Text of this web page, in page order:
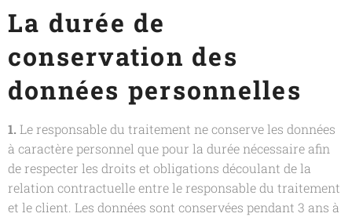
La durée de
conservation des
données personnelles
1. Le responsable du traitement ne conserve les données
à caractère personnel que pour la durée nécessaire afin
de respecter les droits et obligations découlant de la
relation contractuelle entre le responsable du traitement
et le client. Les données sont conservées pendant 3 ans à